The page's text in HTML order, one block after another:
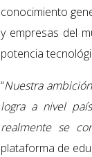
conocimiento
y empresas del
potencia
“Nuestra
logra a nivel
realmente se
plataforma de